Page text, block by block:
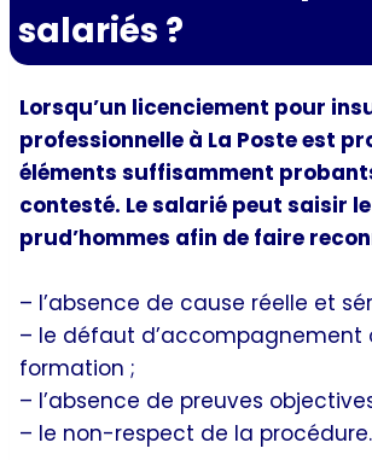
salariés ?
Lorsqu’un licenciement pour
professionnelle à La Poste est
éléments suffisamment
contesté. Le salarié peut saisir
prud’hommes afin de faire
– l’absence de cause réelle et
– le défaut d’accompagnement
formation ;
– l’absence de preuves
– le non-respect de la procédure.